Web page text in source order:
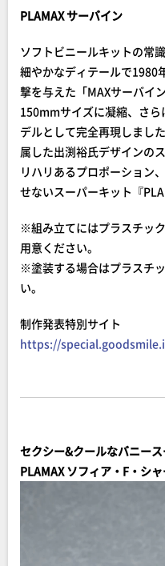
PLAMAX サーバイン
ソフトビニールキットの常
細やかなディテールで1980
撃を与えた「MAXサーバイ
150mmサイズに凝縮、さ
デルとして完全再現しまし
属した出渕裕氏デザインの
リハリあるプロポーション
せないスーパーキット『
※組み立てにはプラスチッ
用意ください。
※塗装する場合はプラスチ
い。
制作発表特別サイト
https://
セクシー&クールなバニー
PLAMAX ソフィア・F・シ